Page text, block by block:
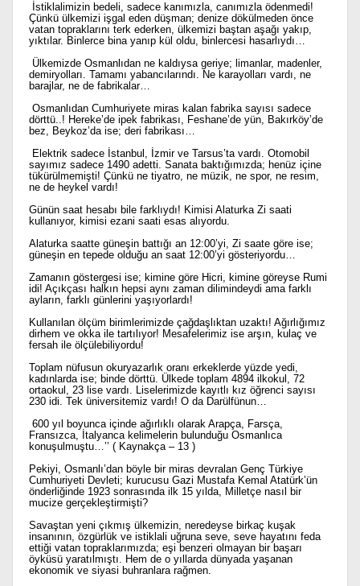
İstiklalimizin bedeli, sadece kanımızla, canımızla ödenmedi!
Çünkü ülkemizi işgal eden düşman; denize dökülmeden önce
vatan topraklarını terk ederken, ülkemizi baştan aşağı yakıp,
yıktılar. Binlerce bina yanıp kül oldu, binlercesi hasarlıydı…
Ülkemizde Osmanlıdan ne kaldıysa geriye; limanlar, madenler,
demiryolları. Tamamı yabancılarındı. Ne karayolları vardı, ne
barajlar, ne de fabrikalar…
Osmanlıdan Cumhuriyete miras kalan fabrika sayısı sadece
dörttü..! Hereke’de ipek fabrikası, Feshane’de yün, Bakırköy’de
bez, Beykoz’da ise; deri fabrikası…
Elektrik sadece İstanbul, İzmir ve Tarsus’ta vardı. Otomobil
sayımız sadece 1490 adetti. Sanata baktığımızda; henüz içine
tükürülmemişti! Çünkü ne tiyatro, ne müzik, ne spor, ne resim,
ne de heykel vardı!
Günün saat hesabı bile farklıydı! Kimisi Alaturka Zi saati
kullanıyor, kimisi ezani saati esas alıyordu.
Alaturka saatte güneşin battığı an 12:00’yi, Zi saate göre ise;
güneşin en tepede olduğu an saat 12:00’yi gösteriyordu…
Zamanın göstergesi ise; kimine göre Hicri, kimine göreyse Rumi
idi! Açıkçası halkın hepsi aynı zaman dilimindeydi ama farklı
ayların, farklı günlerini yaşıyorlardı!
Kullanılan ölçüm birimlerimizde çağdaşlıktan uzaktı! Ağırlığımız
dirhem ve okka ile tartılıyor! Mesafelerimiz ise arşın, kulaç ve
fersah ile ölçülebiliyordu!
Toplam nüfusun okuryazarlık oranı erkeklerde yüzde yedi,
kadınlarda ise; binde dörttü. Ülkede toplam 4894 ilkokul, 72
ortaokul, 23 lise vardı. Liselerimizde kayıtlı kız öğrenci sayısı
230 idi. Tek üniversitemiz vardı! O da Darülfünun…
600 yıl boyunca içinde ağırlıklı olarak Arapça, Farsça,
Fransızca, İtalyanca kelimelerin bulunduğu Osmanlıca
konuşulmuştu…’’ ( Kaynakça – 13 )
Pekiyi, Osmanlı’dan böyle bir miras devralan Genç Türkiye
Cumhuriyeti Devleti; kurucusu Gazi Mustafa Kemal Atatürk’ün
önderliğinde 1923 sonrasında ilk 15 yılda, Milletçe nasıl bir
mucize gerçekleştirmişti?
Savaştan yeni çıkmış ülkemizin, neredeyse birkaç kuşak
insanının, özgürlük ve istiklali uğruna seve, seve hayatını feda
ettiği vatan topraklarımızda; eşi benzeri olmayan bir başarı
öyküsü yaratılmıştı. Hem de o yıllarda dünyada yaşanan
ekonomik ve siyasi buhranlara rağmen.